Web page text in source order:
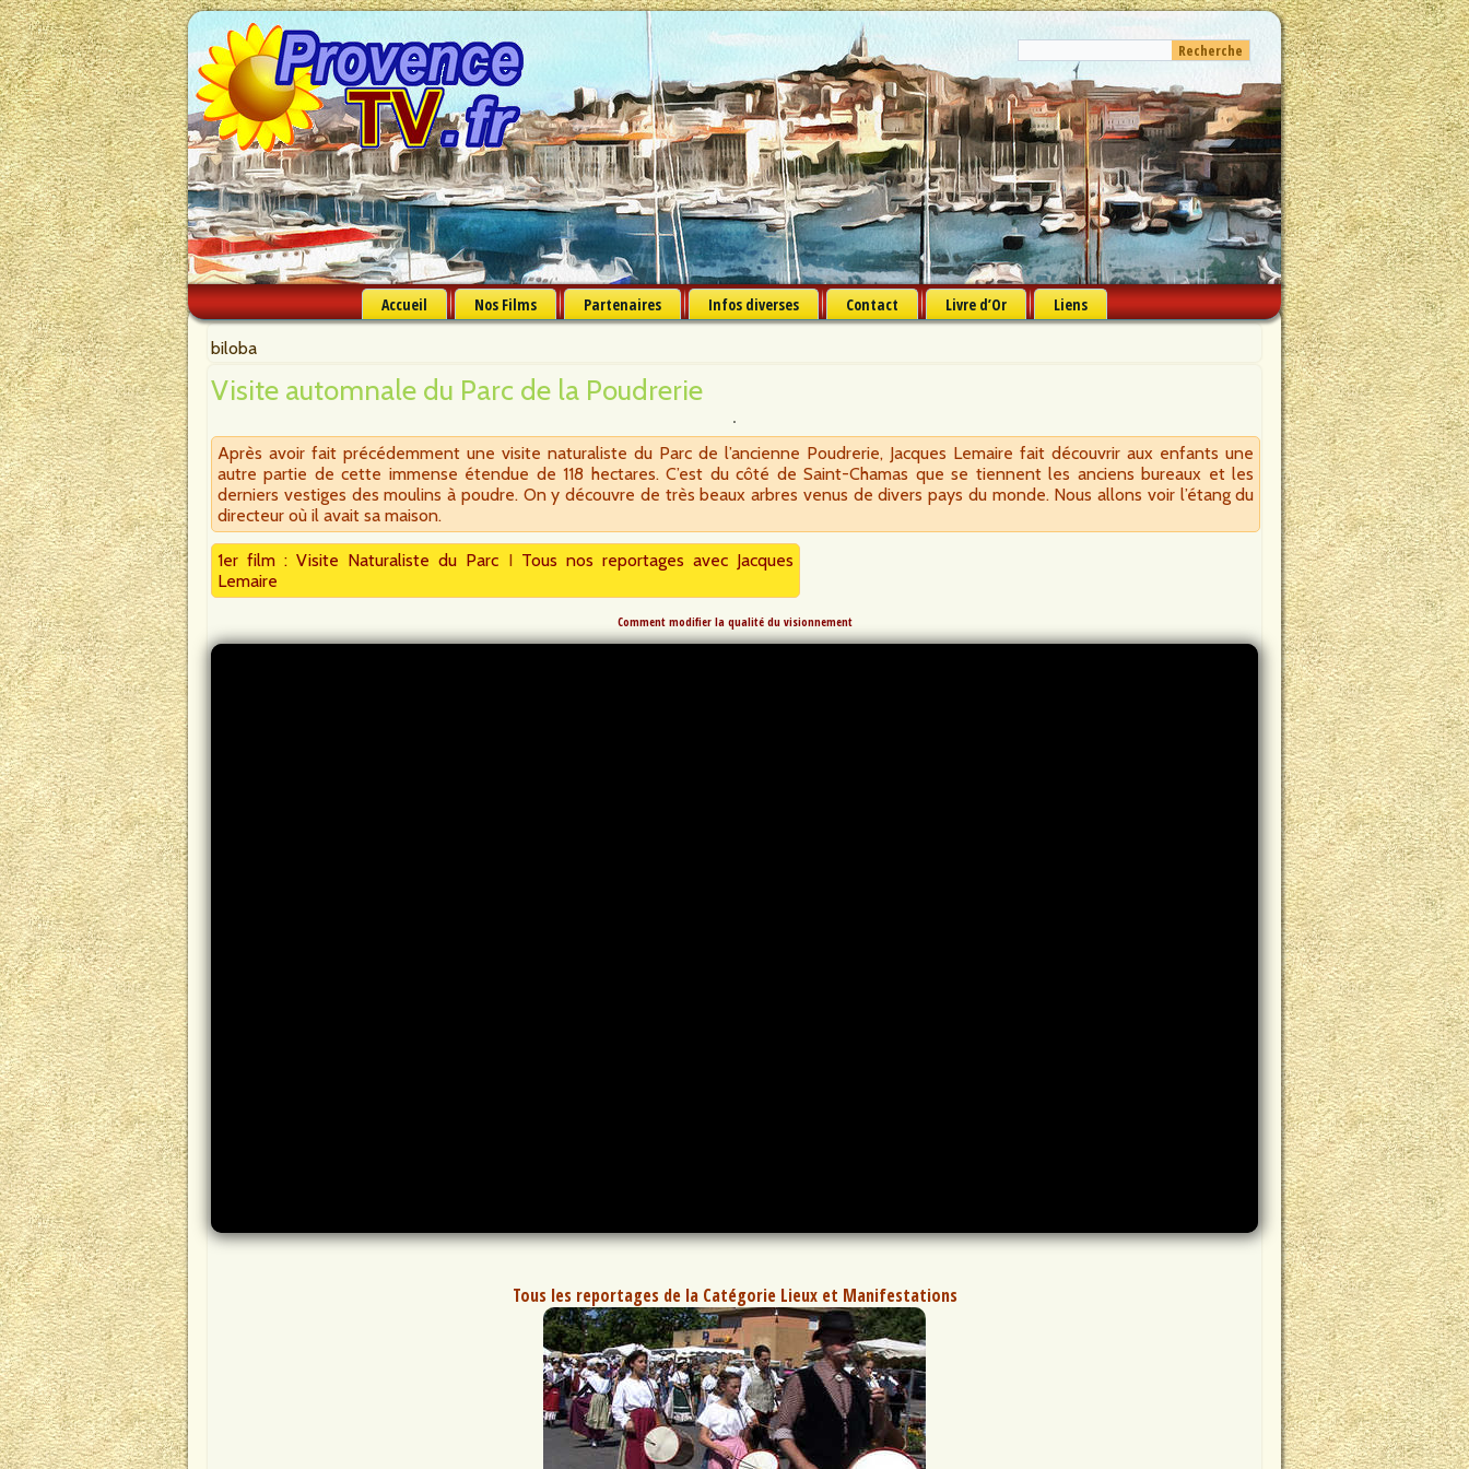
Accueil Nos Films Partenaires Infos diverses Contact Livre d’Or Liens
biloba
Visite automnale du Parc de la Poudrerie
Après avoir fait précédemment une visite naturaliste du Parc de l’ancienne Poudrerie, Jacques Lemaire fait découvrir aux enfants une
autre partie de cette immense étendue de 118 hectares. C’est du côté de Saint-Chamas que se tiennent les anciens bureaux et les
derniers vestiges des moulins à poudre. On y découvre de très beaux arbres venus de divers pays du monde. Nous allons voir l’étang du
directeur où il avait sa maison.
1er film : Visite Naturaliste du Parc I Tous nos reportages avec Jacques
Lemaire
Comment modifier la qualité du visionnement
Tous les reportages de la Catégorie Lieux et Manifestations